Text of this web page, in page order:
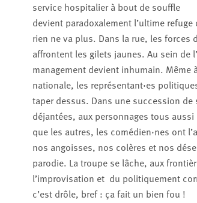
service hospitalier à bout de souffle
devient paradoxalement l’ultime refuge
rien ne va plus. Dans la rue, les forces
affrontent les gilets jaunes. Au sein de
management devient inhumain. Même à
nationale, les représentant·es
taper dessus. Dans une succession de
déjantées, aux personnages tous aussi
que les autres, les comédien·nes ont
nos angoisses, nos colères et nos
parodie. La troupe se lâche, aux
l’improvisation et du politiquement
c’est drôle, bref : ça fait un bien fou !